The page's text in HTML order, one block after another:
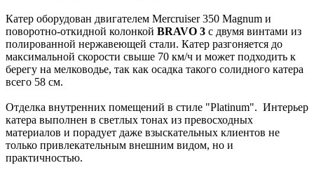
Катер оборудован двигателем Mercruiser 350 Magnum и
поворотно-откидной колонкой BRAVO 3 с двумя винтами из
полированной нержавеющей стали. Катер разгоняется до
максимальной скорости свыше 70 км/ч и может подходить к
берегу на мелководье, так как осадка такого солидного катера
всего 58 см.
Отделка внутренних помещений в стиле "Platinum". Интерьер
катера выполнен в светлых тонах из превосходных
материалов и порадует даже взыскательных клиентов не
только привлекательным внешним видом, но и
практичностью.